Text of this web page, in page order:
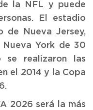
la NFL y puede
El estadio
de Nueva Jersey,
York de 30
se realizaron las
el 2014 y la Copa
2026 será la más